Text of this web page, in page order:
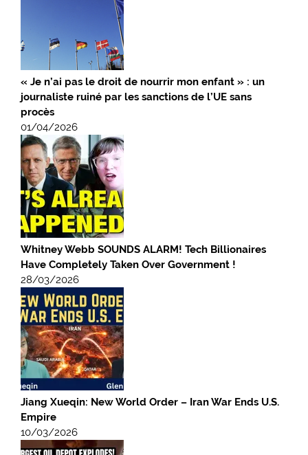
« Je n’ai pas le droit de nourrir mon enfant » : un
journaliste ruiné par les sanctions de l’UE sans
procès
01/04/2026
Whitney Webb SOUNDS ALARM! Tech Billionaires
Have Completely Taken Over Government !
28/03/2026
Jiang Xueqin: New World Order – Iran War Ends U.S.
Empire
10/03/2026